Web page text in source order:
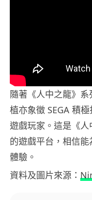
隨著《人中之龍》
植亦象徵 SEGA 積
遊戲玩家。這是《
的遊戲平台，相信
體驗。
資料及圖片來源：